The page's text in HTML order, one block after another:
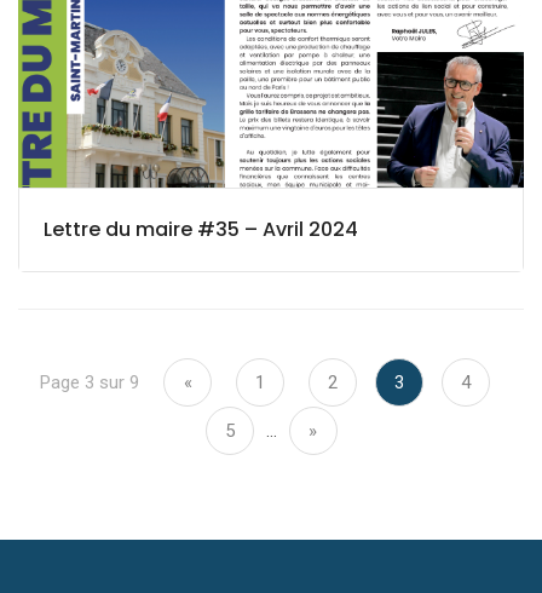
Lettre du maire #35 – Avril 2024
Page 3 sur 9 « 1 2 3 4
5 … »